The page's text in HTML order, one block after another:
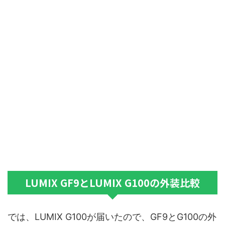
LUMIX GF9とLUMIX G100の外装比較
では、LUMIX G100が届いたので、GF9とG100の外